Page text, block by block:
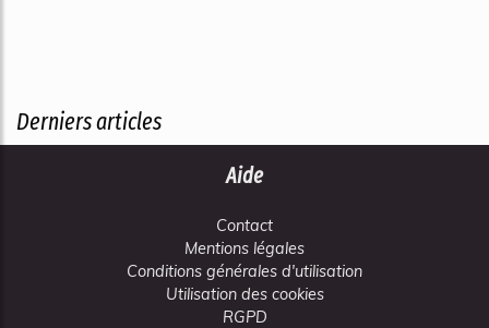
Derniers articles
Aide
Contact
Mentions légales
Conditions générales d'utilisation
Utilisation des cookies
RGPD